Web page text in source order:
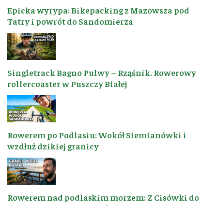
Epicka wyrypa: Bikepacking z Mazowsza pod
Tatry i powrót do Sandomierza
Singletrack Bagno Pulwy – Rząśnik. Rowerowy
rollercoaster w Puszczy Białej
Rowerem po Podlasiu: Wokół Siemianówki i
wzdłuż dzikiej granicy
Rowerem nad podlaskim morzem: Z Cisówki do